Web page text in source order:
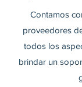
Contamos
proveedores
todos los
brindar un